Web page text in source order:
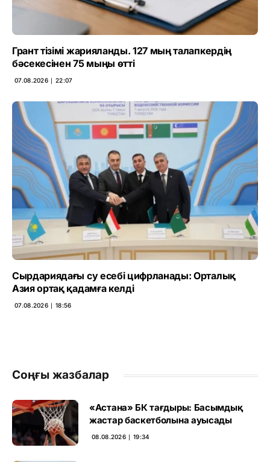
Грант тізімі жарияланды. 127 мың талапкердің
бәсекесінен 75 мыңы өтті
07.08.2026 ∣ 22:07
Сырдариядағы су есебі цифрланады: Орталық
Азия ортақ қадамға келді
07.08.2026 ∣ 18:56
Соңғы жазбалар
«Астана» БК тағдыры: Басымдық
жастар баскетболына ауысады
08.08.2026 ∣ 19:34